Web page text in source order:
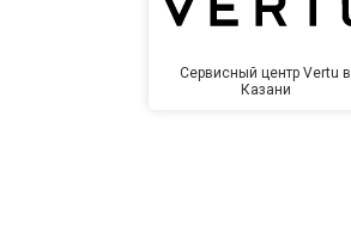
Сервисный центр Vertu в
Казани